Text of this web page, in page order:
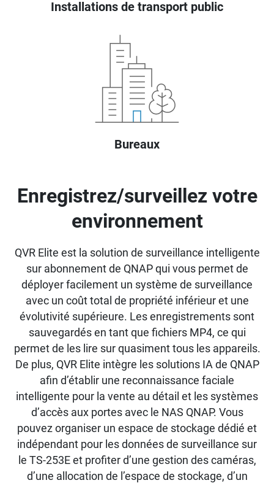
Installations de transport public
Bureaux
Enregistrez/surveillez votre
environnement
QVR Elite est la solution de surveillance intelligente
sur abonnement de QNAP qui vous permet de
déployer facilement un système de surveillance
avec un coût total de propriété inférieur et une
évolutivité supérieure. Les enregistrements sont
sauvegardés en tant que fichiers MP4, ce qui
permet de les lire sur quasiment tous les appareils.
De plus, QVR Elite intègre les solutions IA de QNAP
afin d’établir une reconnaissance faciale
intelligente pour la vente au détail et les systèmes
d’accès aux portes avec le NAS QNAP. Vous
pouvez organiser un espace de stockage dédié et
indépendant pour les données de surveillance sur
le TS-253E et profiter d’une gestion des caméras,
d’une allocation de l’espace de stockage, d’un